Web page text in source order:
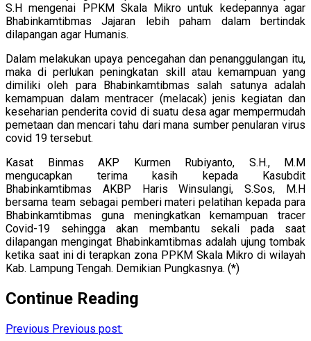
S.H mengenai PPKM Skala Mikro untuk kedepannya agar
Bhabinkamtibmas Jajaran lebih paham dalam bertindak
dilapangan agar Humanis.
Dalam melakukan upaya pencegahan dan penanggulangan itu,
maka di perlukan peningkatan skill atau kemampuan yang
dimiliki oleh para Bhabinkamtibmas salah satunya adalah
kemampuan dalam mentracer (melacak) jenis kegiatan dan
keseharian penderita covid di suatu desa agar mempermudah
pemetaan dan mencari tahu dari mana sumber penularan virus
covid 19 tersebut.
Kasat Binmas AKP Kurmen Rubiyanto, S.H., M.M
mengucapkan terima kasih kepada Kasubdit
Bhabinkamtibmas AKBP Haris Winsulangi, S.Sos, M.H
bersama team sebagai pemberi materi pelatihan kepada para
Bhabinkamtibmas guna meningkatkan kemampuan tracer
Covid-19 sehingga akan membantu sekali pada saat
dilapangan mengingat Bhabinkamtibmas adalah ujung tombak
ketika saat ini di terapkan zona PPKM Skala Mikro di wilayah
Kab. Lampung Tengah. Demikian Pungkasnya. (*)
Continue Reading
Previous Previous post: